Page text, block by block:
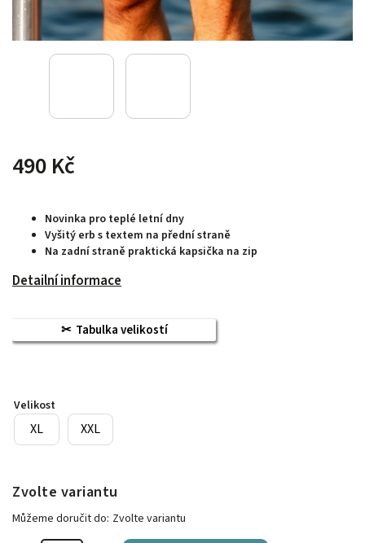
490 Kč
Novinka pro teplé letní dny
Vyšitý erb s textem na přední straně
Na zadní straně praktická kapsička na zip
Detailní informace
Tabulka velikostí
Velikost
XL XXL
Zvolte variantu
Můžeme doručit do: Zvolte variantu